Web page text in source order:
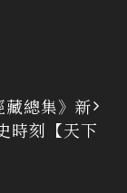
藏總集》新
時刻【天下